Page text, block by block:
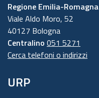
Regione Emilia-Romagna
Viale Aldo Moro, 52
40127 Bologna
Centralino 051 5271
Cerca telefoni o indirizzi
URP